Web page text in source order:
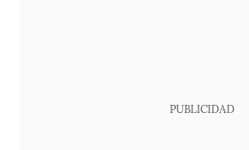
PUBLICIDAD